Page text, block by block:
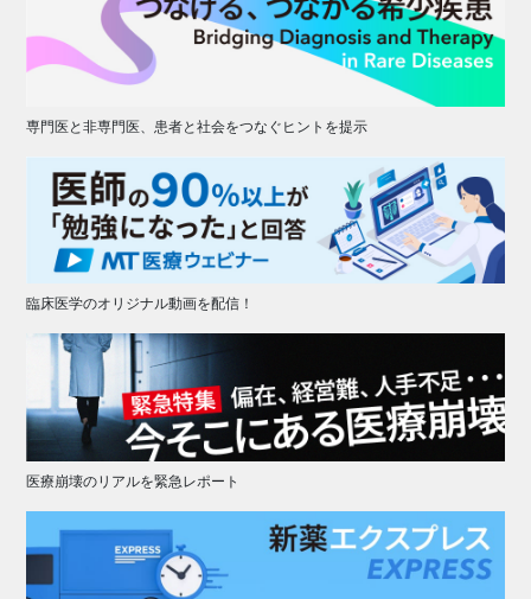
専門医と非専門医、患者と社会をつなぐヒントを提示
臨床医学のオリジナル動画を配信！
医療崩壊のリアルを緊急レポート